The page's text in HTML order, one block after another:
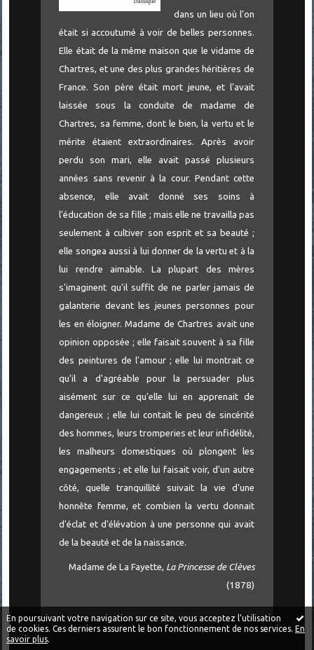
En poursuivant votre navigation sur ce site, vous acceptez l'utilisation
de cookies. Ces derniers assurent le bon fonctionnement de nos services. En
savoir plus.
dans un lieu où l'on
était si accoutumé à voir de belles personnes.
Elle était de la même maison que le vidame de
Chartres, et une des plus grandes héritières de
France. Son père était mort jeune, et l'avait
laissée sous la conduite de madame de
Chartres, sa femme, dont le bien, la vertu et le
mérite étaient extraordinaires. Après avoir
perdu son mari, elle avait passé plusieurs
années sans revenir à la cour. Pendant cette
absence, elle avait donné ses soins à
l'éducation de sa fille ; mais elle ne travailla pas
seulement à cultiver son esprit et sa beauté ;
elle songea aussi à lui donner de la vertu et à la
lui rendre aimable. La plupart des mères
s'imaginent qu'il suffit de ne parler jamais de
galanterie devant les jeunes personnes pour
les en éloigner. Madame de Chartres avait une
opinion opposée ; elle faisait souvent à sa fille
des peintures de l'amour ; elle lui montrait ce
qu'il a d'agréable pour la persuader plus
aisément sur ce qu'elle lui en apprenait de
dangereux ; elle lui contait le peu de sincérité
des hommes, leurs tromperies et leur infidélité,
les malheurs domestiques où plongent les
engagements ; et elle lui faisait voir, d'un autre
côté, quelle tranquillité suivait la vie d'une
honnête femme, et combien la vertu donnait
d'éclat et d'élévation à une personne qui avait
de la beauté et de la naissance.
Madame de La Fayette, La Princesse de Clèves
(1878)